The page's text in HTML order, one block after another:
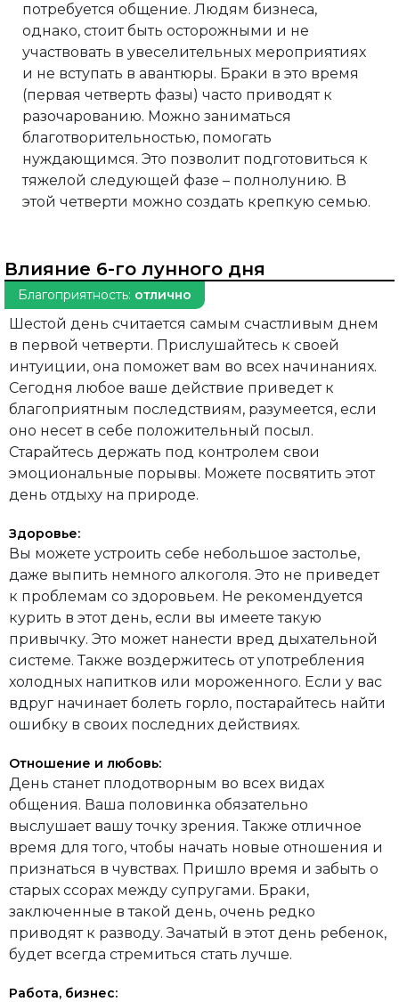
потребуется общение. Людям бизнеса,
однако, стоит быть осторожными и не
участвовать в увеселительных мероприятиях
и не вступать в авантюры. Браки в это время
(первая четверть фазы) часто приводят к
разочарованию. Можно заниматься
благотворительностью, помогать
нуждающимся. Это позволит подготовиться к
тяжелой следующей фазе – полнолунию. В
этой четверти можно создать крепкую семью.
Влияние 6-го лунного дня
Благоприятность: отлично
Шестой день считается самым счастливым днем
в первой четверти. Прислушайтесь к своей
интуиции, она поможет вам во всех начинаниях.
Сегодня любое ваше действие приведет к
благоприятным последствиям, разумеется, если
оно несет в себе положительный посыл.
Старайтесь держать под контролем свои
эмоциональные порывы. Можете посвятить этот
день отдыху на природе.
Здоровье:
Вы можете устроить себе небольшое застолье,
даже выпить немного алкоголя. Это не приведет
к проблемам со здоровьем. Не рекомендуется
курить в этот день, если вы имеете такую
привычку. Это может нанести вред дыхательной
системе. Также воздержитесь от употребления
холодных напитков или мороженного. Если у вас
вдруг начинает болеть горло, постарайтесь найти
ошибку в своих последних действиях.
Отношение и любовь:
День станет плодотворным во всех видах
общения. Ваша половинка обязательно
выслушает вашу точку зрения. Также отличное
время для того, чтобы начать новые отношения и
признаться в чувствах. Пришло время и забыть о
старых ссорах между супругами. Браки,
заключенные в такой день, очень редко
приводят к разводу. Зачатый в этот день ребенок,
будет всегда стремиться стать лучше.
Работа, бизнес: